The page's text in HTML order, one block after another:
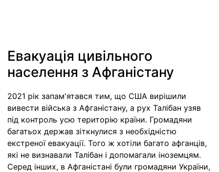
Евакуація цивільного
населення з Афганістану
2021 рік запам'ятався тим, що США вирішили
вивести війська з Афганістану, а рух Талібан узяв
під контроль усю територію країни. Громадяни
багатьох держав зіткнулися з необхідністю
екстреної евакуації. Того ж хотіли багато афганців,
які не визнавали Талібан і допомагали іноземцям.
Серед інших, в Афганістані були громадяни України,